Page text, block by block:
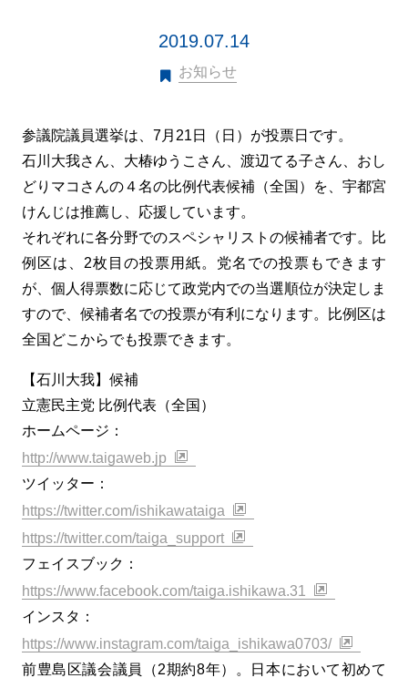
2019.07.14
お知らせ
参議院議員選挙は、7月21日（日）が投票日です。
石川大我さん、大椿ゆうこさん、渡辺てる子さん、おし
どりマコさんの４名の比例代表候補（全国）を、宇都宮
けんじは推薦し、応援しています。
それぞれに各分野でのスペシャリストの候補者です。比
例区は、2枚目の投票用紙。党名での投票もできます
が、個人得票数に応じて政党内での当選順位が決定しま
すので、候補者名での投票が有利になります。比例区は
全国どこからでも投票できます。
【石川大我】候補
立憲民主党 比例代表（全国）
ホームページ：
http://www.taigaweb.jp
ツイッター：
https://twitter.com/ishikawataiga
https://twitter.com/taiga_support
フェイスブック：
https://www.facebook.com/taiga.ishikawa.31
インスタ：
https://www.instagram.com/taiga_ishikawa0703/
前豊島区議会議員（2期約8年）。日本において初めて